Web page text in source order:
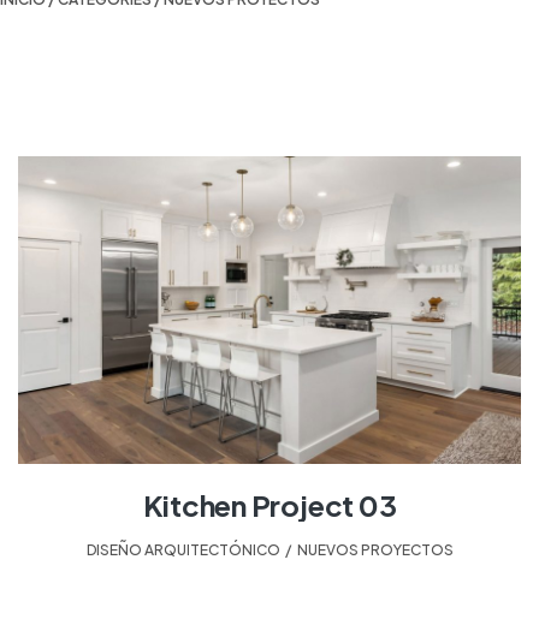
Kitchen Project 03
DISEÑO ARQUITECTÓNICO NUEVOS PROYECTOS